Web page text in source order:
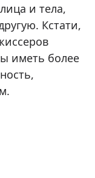
и тела,
Кстати,
иметь более